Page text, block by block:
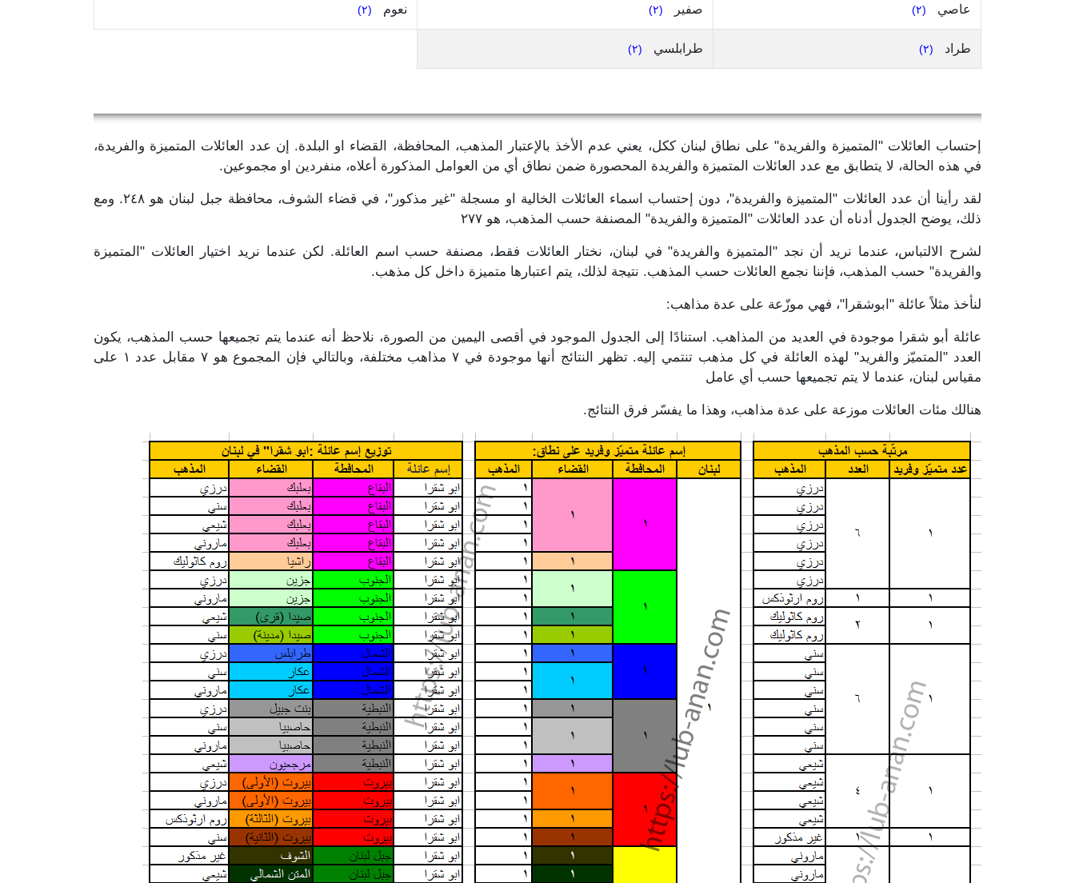
عاصي (٢) صفير (٢) نعوم (٢)
طراد (٢) طرابلسي (٢)
إحتساب العائلات "المتميزة والفريدة" على نطاق لبنان ككل، يعني عدم الأخذ بالإعتبار المذهب، المحافظة، القضاء او البلدة. إن عدد العائلات المتميزة والفريدة،
في هذه الحالة، لا يتطابق مع عدد العائلات المتميزة والفريدة المحصورة ضمن نطاق أي من العوامل المذكورة أعلاه، منفردين او مجموعين.
لقد رأينا أن عدد العائلات "المتميزة والفريدة"، دون إحتساب اسماء العائلات الخالية او مسجلة "غير مذكور"، في قضاء الشوف، محافظة جبل لبنان هو ٢٤٨. ومع
ذلك، يوضح الجدول أدناه أن عدد العائلات "المتميزة والفريدة" المصنفة حسب المذهب، هو ٢٧٧
لشرح الالتباس، عندما نريد أن نجد "المتميزة والفريدة" في لبنان، نختار العائلات فقط، مصنفة حسب اسم العائلة. لكن عندما نريد اختيار العائلات "المتميزة
والفريدة" حسب المذهب، فإننا نجمع العائلات حسب المذهب. نتيجة لذلك، يتم اعتبارها متميزة داخل كل مذهب.
لنأخذ مثلاً عائلة "ابوشقرا"، فهي موزّعة على عدة مذاهب:
عائلة أبو شقرا موجودة في العديد من المذاهب. استنادًا إلى الجدول الموجود في أقصى اليمين من الصورة، نلاحظ أنه عندما يتم تجميعها حسب المذهب، يكون
العدد "المتميّز والفريد" لهذه العائلة في كل مذهب تنتمي إليه. تظهر النتائج أنها موجودة في ٧ مذاهب مختلفة، وبالتالي فإن المجموع هو ٧ مقابل عدد ١ على
مقياس لبنان، عندما لا يتم تجميعها حسب أي عامل
هنالك مئات العائلات موزعة على عدة مذاهب، وهذا ما يفسّر فرق النتائج.